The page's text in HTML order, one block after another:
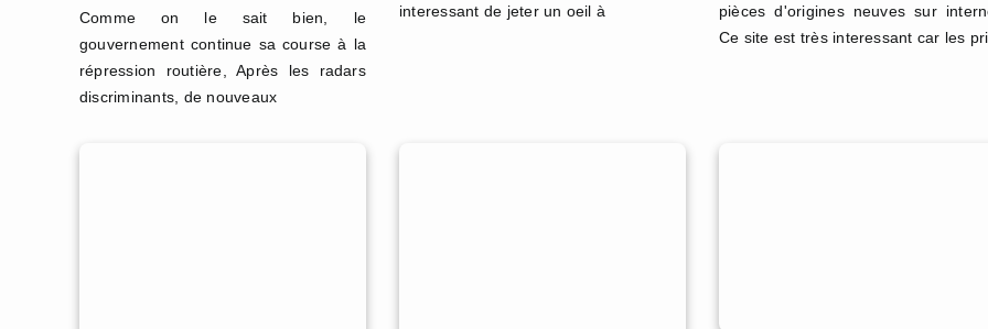
Comme on le sait bien, le
gouvernement continue sa course à la
répression routière, Après les radars
discriminants, de nouveaux
interessant de jeter un oeil à
pièces d'origines neuves sur
Ce site est très interessant car les